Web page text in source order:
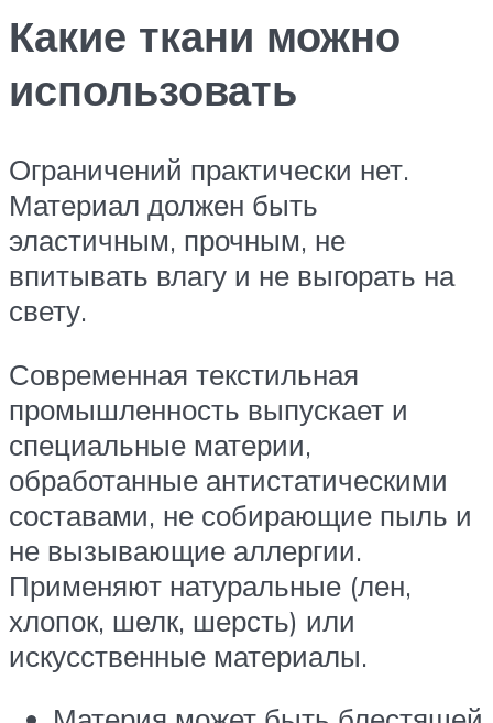
Какие ткани можно
использовать
Ограничений практически нет.
Материал должен быть
эластичным, прочным, не
впитывать влагу и не выгорать на
свету.
Современная текстильная
промышленность выпускает и
специальные материи,
обработанные антистатическими
составами, не собирающие пыль и
не вызывающие аллергии.
Применяют натуральные (лен,
хлопок, шелк, шерсть) или
искусственные материалы.